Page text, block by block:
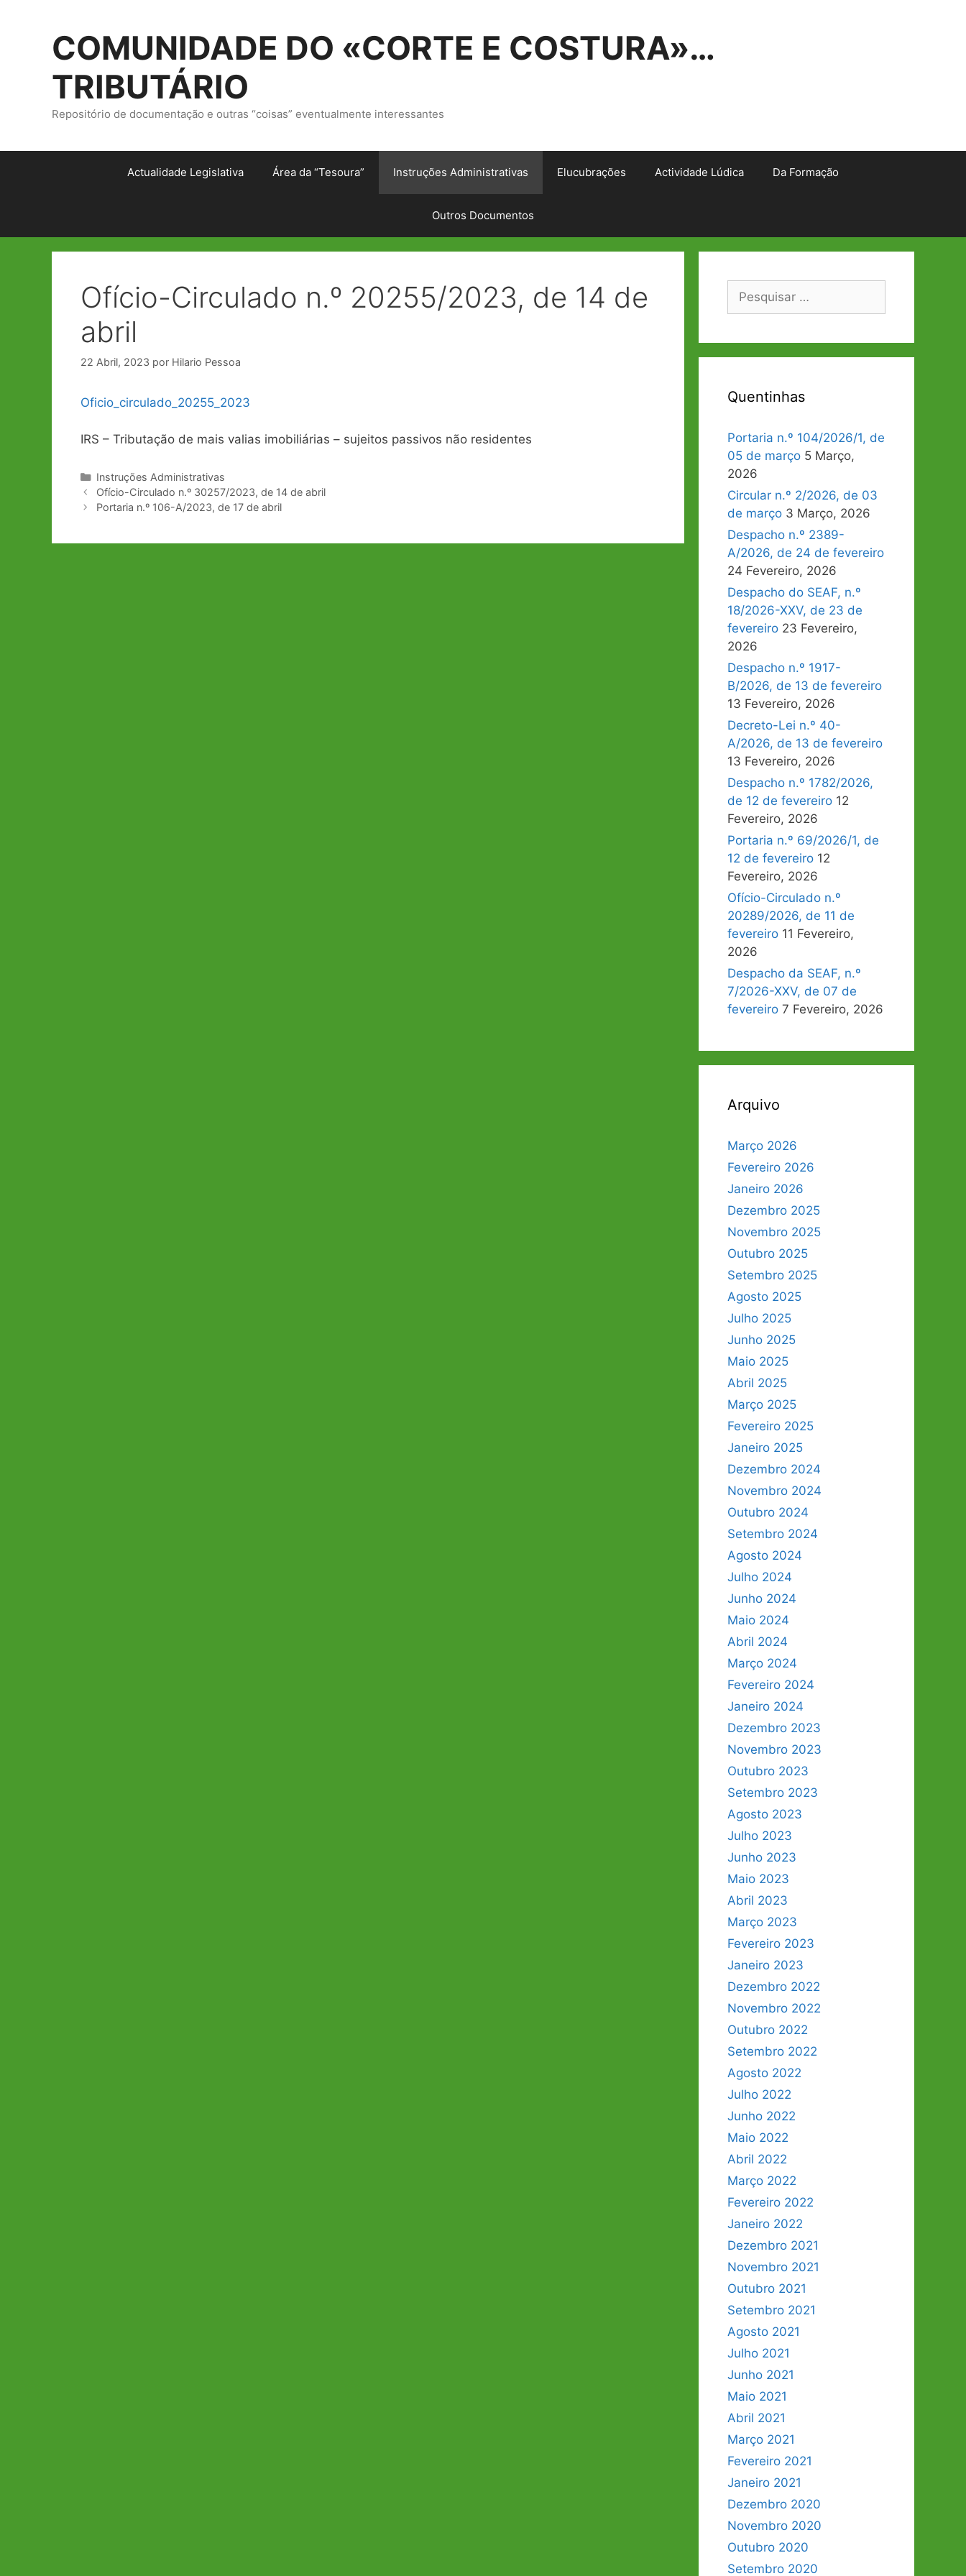
COMUNIDADE DO «CORTE E COSTURA»…
TRIBUTÁRIO
Repositório de documentação e outras “coisas” eventualmente interessantes
Actualidade Legislativa Área da “Tesoura” Instruções Administrativas Elucubrações Actividade Lúdica Da Formação
Outros Documentos
Ofício-Circulado n.º 20255/2023, de 14 de
abril
22 Abril, 2023 por Hilario Pessoa
Oficio_circulado_20255_2023
IRS – Tributação de mais valias imobiliárias – sujeitos passivos não residentes
Categorias
Instruções Administrativas
Navegação
de
Ofício-Circulado n.º 30257/2023, de 14 de abril
Portaria n.º 106-A/2023, de 17 de abril
Pesquisar
Quentinhas
Portaria n.º 104/2026/1, de
05 de março 5 Março,
2026
Circular n.º 2/2026, de 03
de março 3 Março, 2026
Despacho n.º 2389-
A/2026, de 24 de fevereiro
24 Fevereiro, 2026
Despacho do SEAF, n.º
18/2026-XXV, de 23 de
fevereiro 23 Fevereiro,
2026
Despacho n.º 1917-
B/2026, de 13 de fevereiro
13 Fevereiro, 2026
Decreto-Lei n.º 40-
A/2026, de 13 de fevereiro
13 Fevereiro, 2026
Despacho n.º 1782/2026,
de 12 de fevereiro 12
Fevereiro, 2026
Portaria n.º 69/2026/1, de
12 de fevereiro 12
Fevereiro, 2026
Ofício-Circulado n.º
20289/2026, de 11 de
fevereiro 11 Fevereiro,
2026
Despacho da SEAF, n.º
7/2026-XXV, de 07 de
fevereiro 7 Fevereiro, 2026
Arquivo
Março 2026
Fevereiro 2026
Janeiro 2026
Dezembro 2025
Novembro 2025
Outubro 2025
Setembro 2025
Agosto 2025
Julho 2025
Junho 2025
Maio 2025
Abril 2025
Março 2025
Fevereiro 2025
Janeiro 2025
Dezembro 2024
Novembro 2024
Outubro 2024
Setembro 2024
Agosto 2024
Julho 2024
Junho 2024
Maio 2024
Abril 2024
Março 2024
Fevereiro 2024
Janeiro 2024
Dezembro 2023
Novembro 2023
Outubro 2023
Setembro 2023
Agosto 2023
Julho 2023
Junho 2023
Maio 2023
Abril 2023
Março 2023
Fevereiro 2023
Janeiro 2023
Dezembro 2022
Novembro 2022
Outubro 2022
Setembro 2022
Agosto 2022
Julho 2022
Junho 2022
Maio 2022
Abril 2022
Março 2022
Fevereiro 2022
Janeiro 2022
Dezembro 2021
Novembro 2021
Outubro 2021
Setembro 2021
Agosto 2021
Julho 2021
Junho 2021
Maio 2021
Abril 2021
Março 2021
Fevereiro 2021
Janeiro 2021
Dezembro 2020
Novembro 2020
Outubro 2020
Setembro 2020